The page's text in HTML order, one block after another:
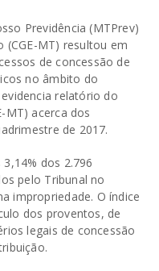
Previdência (MTPrev)
(CGE-MT) resultou em
de concessão de
no âmbito do
relatório do
MT) acerca dos
de 2017.
dos 2.796
pelo Tribunal no
impropriedade. O índice
dos proventos, de
legais de concessão